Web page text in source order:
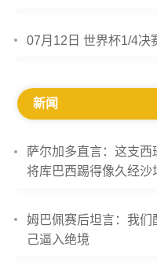
07月12日 世界杯1/4决
新闻
萨尔加多直言：这支
将库巴西踢得像久经沙
姆巴佩赛后坦言：我们
己逼入绝境